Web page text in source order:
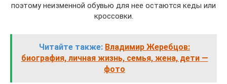
поэтому неизменной обувью для нее остаются кеды или
кроссовки.
Читайте также: Владимир Жеребцов:
биография, личная жизнь, семья, жена, дети —
фото